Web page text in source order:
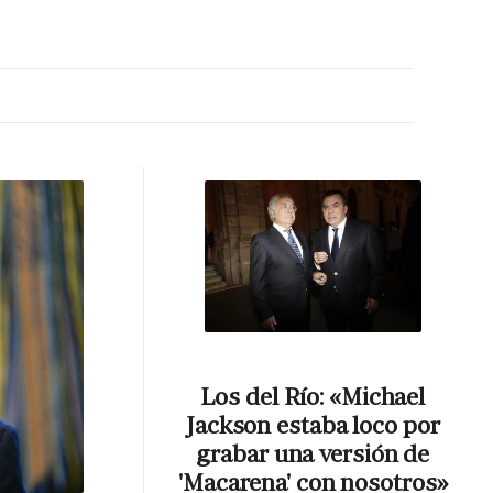
Los del Río: «Michael
Jackson estaba loco por
grabar una versión de
'Macarena' con nosotros»